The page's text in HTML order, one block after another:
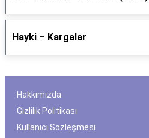
Hayki – Kargalar
Hakkımızda
Gizlilik Politikası
Kullanıcı Sözleşmesi